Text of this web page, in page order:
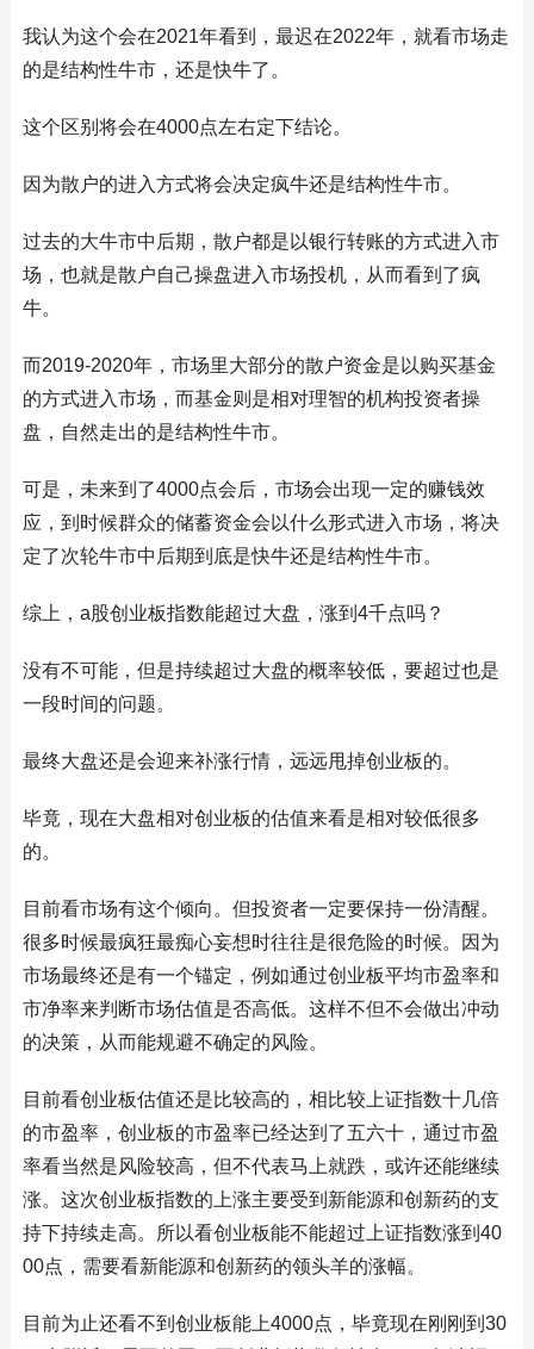
我认为这个会在2021年看到，最迟在2022年，就看市场走
的是结构性牛市，还是快牛了。
这个区别将会在4000点左右定下结论。
因为散户的进入方式将会决定疯牛还是结构性牛市。
过去的大牛市中后期，散户都是以银行转账的方式进入市
场，也就是散户自己操盘进入市场投机，从而看到了疯
牛。
而2019-2020年，市场里大部分的散户资金是以购买基金
的方式进入市场，而基金则是相对理智的机构投资者操
盘，自然走出的是结构性牛市。
可是，未来到了4000点会后，市场会出现一定的赚钱效
应，到时候群众的储蓄资金会以什么形式进入市场，将决
定了次轮牛市中后期到底是快牛还是结构性牛市。
综上，a股创业板指数能超过大盘，涨到4千点吗？
没有不可能，但是持续超过大盘的概率较低，要超过也是
一段时间的问题。
最终大盘还是会迎来补涨行情，远远甩掉创业板的。
毕竟，现在大盘相对创业板的估值来看是相对较低很多
的。
目前看市场有这个倾向。但投资者一定要保持一份清醒。
很多时候最疯狂最痴心妄想时往往是很危险的时候。因为
市场最终还是有一个锚定，例如通过创业板平均市盈率和
市净率来判断市场估值是否高低。这样不但不会做出冲动
的决策，从而能规避不确定的风险。
目前看创业板估值还是比较高的，相比较上证指数十几倍
的市盈率，创业板的市盈率已经达到了五六十，通过市盈
率看当然是风险较高，但不代表马上就跌，或许还能继续
涨。这次创业板指数的上涨主要受到新能源和创新药的支
持下持续走高。所以看创业板能不能超过上证指数涨到40
00点，需要看新能源和创新药的领头羊的涨幅。
目前为止还看不到创业板能上4000点，毕竟现在刚刚到30